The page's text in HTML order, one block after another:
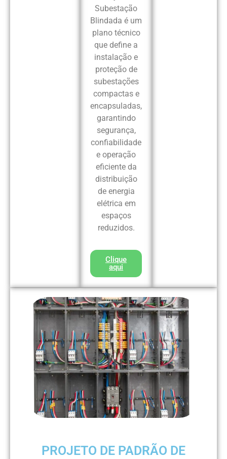
Subestação
Blindada é um
plano técnico
que define a
instalação e
proteção de
subestações
compactas e
encapsuladas,
garantindo
segurança,
confiabilidade
e operação
eficiente da
distribuição
de energia
elétrica em
espaços
reduzidos.
Clique
aqui
PROJETO DE PADRÃO DE